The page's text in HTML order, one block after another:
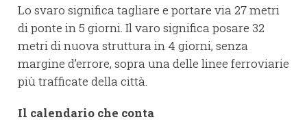
Lo svaro significa tagliare e portare via 27 metri
di ponte in 5 giorni. Il varo significa posare 32
metri di nuova struttura in 4 giorni, senza
margine d’errore, sopra una delle linee ferroviarie
più trafficate della città.
Il calendario che conta